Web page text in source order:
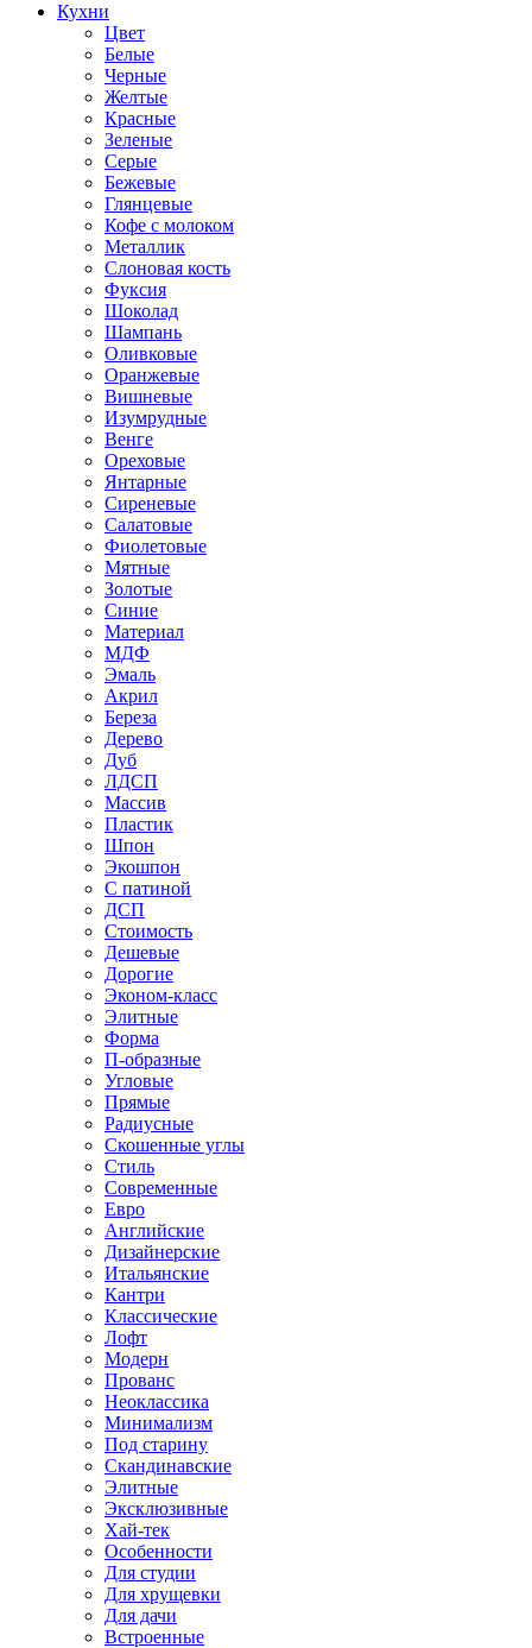
Кухни
Цвет
Белые
Черные
Желтые
Красные
Зеленые
Серые
Бежевые
Глянцевые
Кофе с молоком
Металлик
Слоновая кость
Фуксия
Шоколад
Шампань
Оливковые
Оранжевые
Вишневые
Изумрудные
Венге
Ореховые
Янтарные
Сиреневые
Салатовые
Фиолетовые
Мятные
Золотые
Синие
Материал
МДФ
Эмаль
Акрил
Береза
Дерево
Дуб
ЛДСП
Массив
Пластик
Шпон
Экошпон
С патиной
ДСП
Стоимость
Дешевые
Дорогие
Эконом-класс
Элитные
Форма
П-образные
Угловые
Прямые
Радиусные
Скошенные углы
Стиль
Современные
Евро
Английские
Дизайнерские
Итальянские
Кантри
Классические
Лофт
Модерн
Прованс
Неоклассика
Минимализм
Под старину
Скандинавские
Элитные
Эксклюзивные
Хай-тек
Особенности
Для студии
Для хрущевки
Для дачи
Встроенные